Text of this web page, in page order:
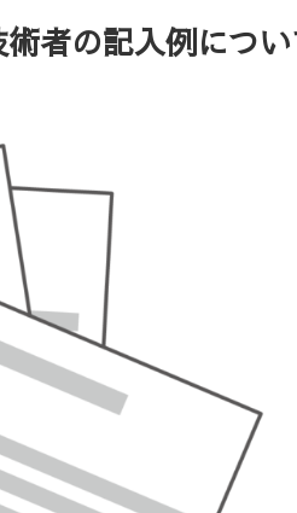
者の記入例につ